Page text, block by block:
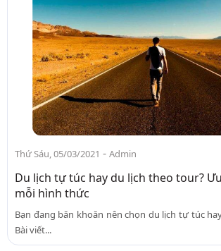
Thứ Sáu, 05/03/2021 - Admin
Du lịch tự túc hay du lịch theo tour?
mỗi hình thức
Bạn đang băn khoăn nên chọn du lịch tự túc
Bài viết...